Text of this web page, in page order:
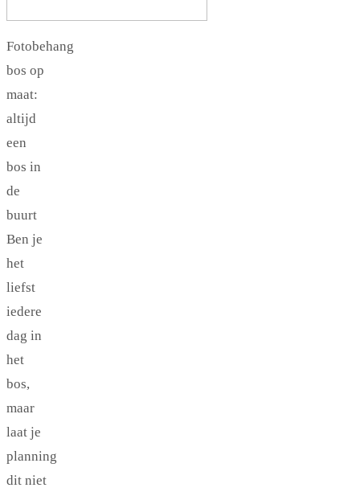
Fotobehang
bos op
maat:
altijd
een
bos in
de
buurt
Ben je
het
liefst
iedere
dag in
het
bos,
maar
laat je
planning
dit niet